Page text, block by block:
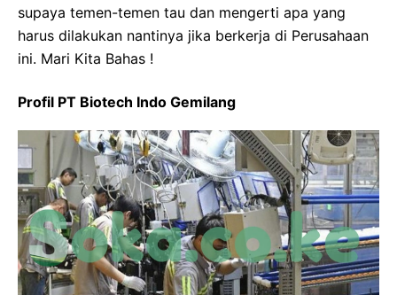
supaya temen-temen tau dan mengerti apa yang
harus dilakukan nantinya jika berkerja di Perusahaan
ini. Mari Kita Bahas !
Profil PT Biotech Indo Gemilang